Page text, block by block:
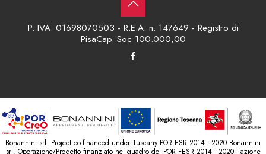
P. IVA: 01698070503 - R.E.A. n. 147649 - Registro di
PisaCap. Soc 100.000,00
Bonannini srl. Project co-financed under Tuscany POR ESR 2014 - 2020 Bonannini
srl. Operazione/Progetto finanziato nel quadro del POR FESR 2014 - 2020 - azione